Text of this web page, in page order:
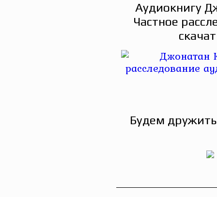
Аудиокнигу
Частное
Будем